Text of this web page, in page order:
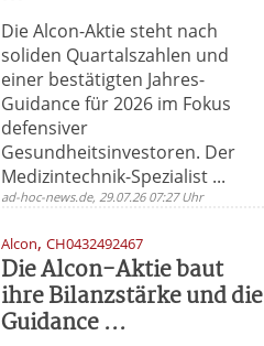
Die Alcon-Aktie steht nach
soliden Quartalszahlen und
einer bestätigten Jahres-
Guidance für 2026 im Fokus
defensiver
Gesundheitsinvestoren. Der
Medizintechnik-Spezialist ...
ad-hoc-news.de, 29.07.26 07:27 Uhr
Alcon,CH0432492467
Die Alcon-Aktie baut
ihre Bilanzstärke und die
Guidance ...